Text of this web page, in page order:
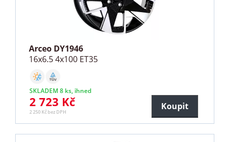
Arceo DY1946
16x6.5 4x100 ET35
SKLADEM 8 ks, ihned
2 723 Kč
2 250 Kč bez DPH
Koupit